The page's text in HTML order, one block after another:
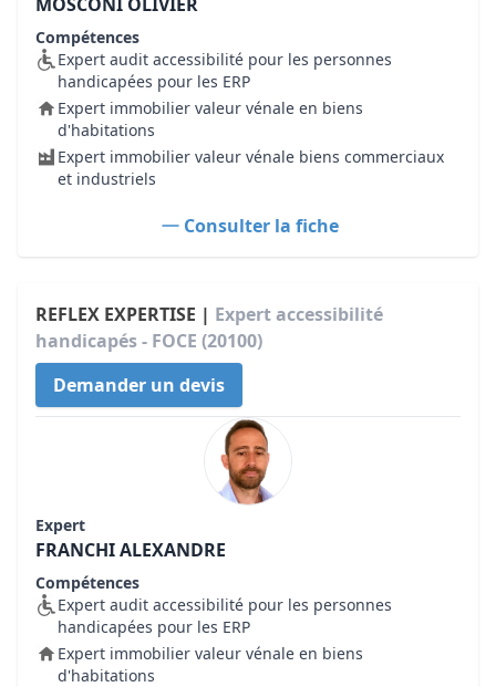
Compétences
Expert audit accessibilité pour les personnes
handicapées pour les ERP
Expert immobilier valeur vénale en biens
d'habitations
Expert immobilier valeur vénale biens commerciaux
et industriels
Consulter la fiche
REFLEX EXPERTISE | Expert accessibilité
handicapés - FOCE (20100)
Demander un devis
Expert
FRANCHI ALEXANDRE
Compétences
Expert audit accessibilité pour les personnes
handicapées pour les ERP
Expert immobilier valeur vénale en biens
d'habitations